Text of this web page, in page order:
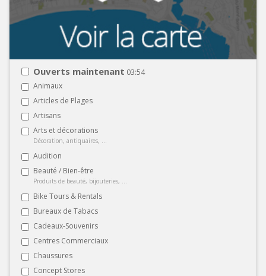
Ouverts maintenant 03:54
Animaux
Articles de Plages
Artisans
Arts et décorations
Décoration, antiquaires, ...
Audition
Beauté / Bien-être
Produits de beauté, bijouteries, ...
Bike Tours & Rentals
Bureaux de Tabacs
Cadeaux-Souvenirs
Centres Commerciaux
Chaussures
Concept Stores